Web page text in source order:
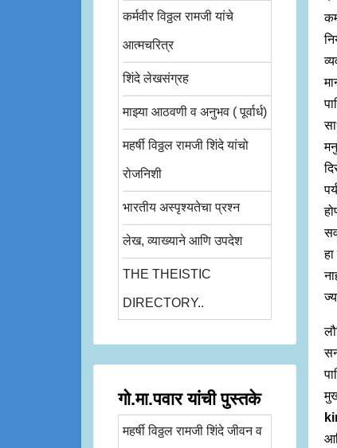
कर्मवीर विठ्ठल रामजी यांचे
आत्मचरित्र
शिंदे लेखसंग्रह
माझ्या आठवणी व अनुभव ( पूर्वार्ध)
महर्षी विठ्ठल रामजी शिंदे यांचो
रोजनिशी
भारतीय अस्पृश्यतेचा प्रश्न
लेख, व्याख्याने आणि उपदेश
THE THEISTIC
DIRECTORY..
गो.मा.पवार यांची पुस्तके
महर्षी विठ्ठल रामजी शिंदे जीवन व